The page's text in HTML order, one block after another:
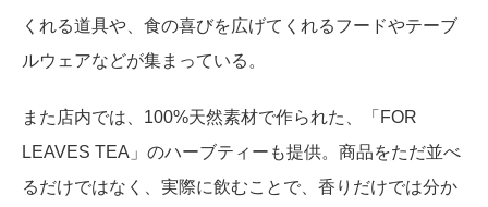
くれる道具や、食の喜びを広げてくれるフードやテーブ
ルウェアなどが集まっている。
また店内では、100%天然素材で作られた、「FOR
LEAVES TEA」のハーブティーも提供。商品をただ並べ
るだけではなく、実際に飲むことで、香りだけでは分か